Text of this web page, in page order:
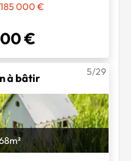
000 €
€
à bâtir
5/29
m²